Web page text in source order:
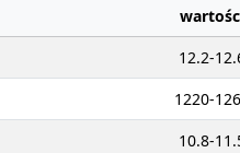
12.2-
1220-
10.8-